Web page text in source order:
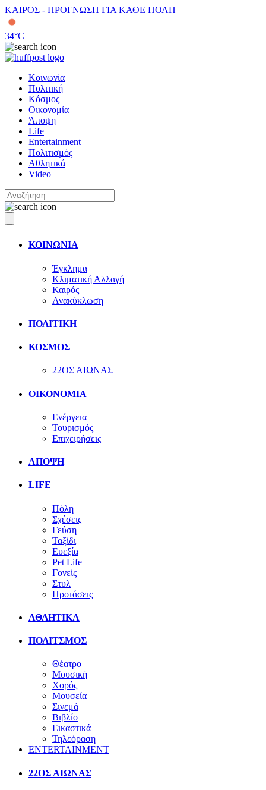
ΚΑΙΡΟΣ - ΠΡΟΓΝΩΣΗ ΓΙΑ ΚΑΘΕ ΠΟΛΗ
34°C
Κοινωνία
Πολιτική
Κόσμος
Οικονομία
Άποψη
Life
Entertainment
Πολιτισμός
Αθλητικά
Video
ΚΟΙΝΩΝΙΑ
Έγκλημα
Κλιματική Αλλαγή
Καιρός
Ανακύκλωση
ΠΟΛΙΤΙΚΗ
ΚΟΣΜΟΣ
22ΟΣ ΑΙΩΝΑΣ
ΟΙΚΟΝΟΜΙΑ
Ενέργεια
Τουρισμός
Επιχειρήσεις
ΑΠΟΨΗ
LIFE
Πόλη
Σχέσεις
Γεύση
Ταξίδι
Ευεξία
Pet Life
Γονείς
Στυλ
Προτάσεις
ΑΘΛΗΤΙΚΑ
ΠΟΛΙΤΣΜΟΣ
Θέατρο
Μουσική
Χορός
Μουσεία
Σινεμά
Βιβλίο
Εικαστικά
Τηλεόραση
ENTERTAINMENT
22ΟΣ ΑΙΩΝΑΣ